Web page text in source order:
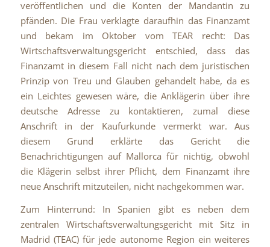
veröffentlichen und die Konten der Mandantin zu
pfänden. Die Frau verklagte daraufhin das Finanzamt
und bekam im Oktober vom TEAR recht: Das
Wirtschaftsverwaltungsgericht entschied, dass das
Finanzamt in diesem Fall nicht nach dem juristischen
Prinzip von Treu und Glauben gehandelt habe, da es
ein Leichtes gewesen wäre, die Anklägerin über ihre
deutsche Adresse zu kontaktieren, zumal diese
Anschrift in der Kaufurkunde vermerkt war. Aus
diesem Grund erklärte das Gericht die
Benachrichtigungen auf Mallorca für nichtig, obwohl
die Klägerin selbst ihrer Pflicht, dem Finanzamt ihre
neue Anschrift mitzuteilen, nicht nachgekommen war.
Zum Hinterrund: In Spanien gibt es neben dem
zentralen Wirtschaftsverwaltungsgericht mit Sitz in
Madrid (TEAC) für jede autonome Region ein weiteres